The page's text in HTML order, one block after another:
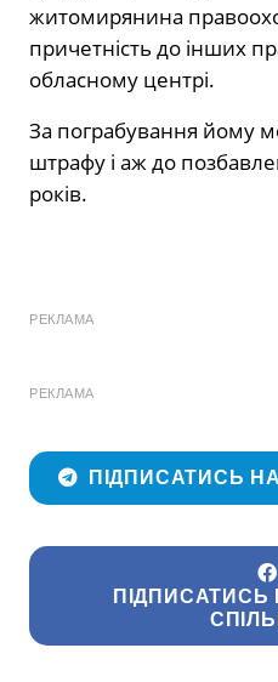
житомирянина
причетність до інших
обласному центрі.
За пограбування йому
штрафу і аж до
років.
РЕКЛАМА
РЕКЛАМА
ПІДПИСАТИСЬ
ПІДПИСАТИСЬ